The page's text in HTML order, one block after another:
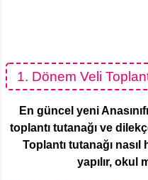
1. Dönem Veli
En güncel yeni
toplantı tutanağı ve
Toplantı tutanağı nasıl
yapılır, okul